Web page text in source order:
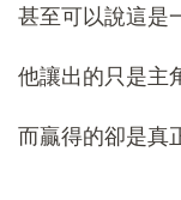
甚至可以說這是
他讓出的只是主
而贏得的卻是真